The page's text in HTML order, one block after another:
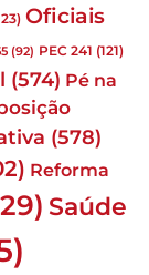
Oficiais
(92) PEC 241 (121)
(574) Pé na
(578)
Reforma
Saúde